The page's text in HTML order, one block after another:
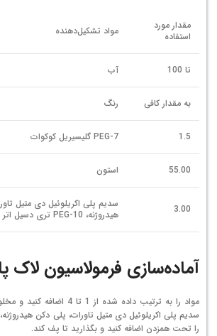
مقدار مورد
استفاده
مواد تشکیل‌دهنده
تا 100 آب
به مقدار کافی رنگ
1.5 PEG-7 گلیسیریل کوکوات
55.00 استون
3.00
سدیم پلی اکریلوئیل دی متیل
هیدروژنه، PEG-10 تری دسیل اتر
آماده‌سازی فرمولاسیون لاک
مواد را به ترتیب داده شده از
را تحت همزدن اضافه کنید و بگذارید تا پف کند.